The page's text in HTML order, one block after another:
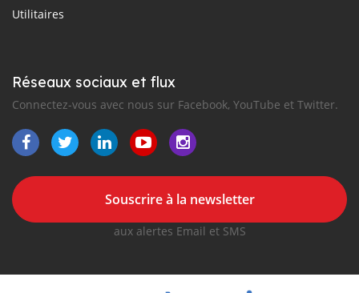
Utilitaires
Réseaux sociaux et flux
Connectez-vous avec nous sur Facebook, YouTube et Twitter.
Souscrire à la newsletter
aux alertes Email et SMS